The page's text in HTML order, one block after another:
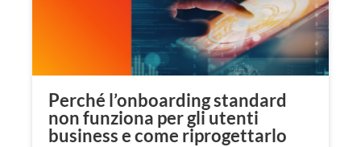
Perché l’onboarding standard
non funziona per gli utenti
business e come riprogettarlo